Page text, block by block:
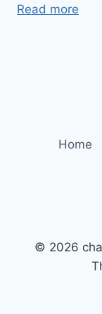
Read more
Home
© 2026